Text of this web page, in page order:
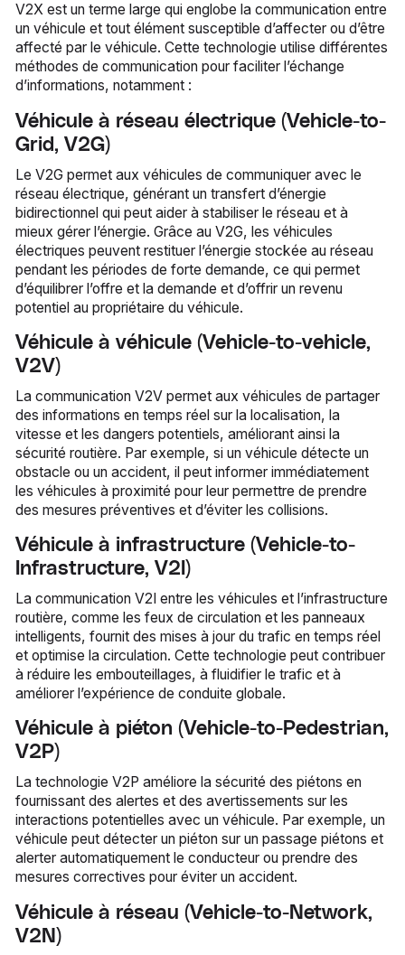
V2X est un terme large qui englobe la communication entre
un véhicule et tout élément susceptible d’affecter ou d’être
affecté par le véhicule. Cette technologie utilise différentes
méthodes de communication pour faciliter l’échange
d’informations, notamment :
Véhicule à réseau électrique (Vehicle-to-
Grid, V2G)
Le V2G permet aux véhicules de communiquer avec le
réseau électrique, générant un transfert d’énergie
bidirectionnel qui peut aider à stabiliser le réseau et à
mieux gérer l’énergie. Grâce au V2G, les véhicules
électriques peuvent restituer l’énergie stockée au réseau
pendant les périodes de forte demande, ce qui permet
d’équilibrer l’offre et la demande et d’offrir un revenu
potentiel au propriétaire du véhicule.
Véhicule à véhicule (Vehicle-to-vehicle,
V2V)
La communication V2V permet aux véhicules de partager
des informations en temps réel sur la localisation, la
vitesse et les dangers potentiels, améliorant ainsi la
sécurité routière. Par exemple, si un véhicule détecte un
obstacle ou un accident, il peut informer immédiatement
les véhicules à proximité pour leur permettre de prendre
des mesures préventives et d’éviter les collisions.
Véhicule à infrastructure (Vehicle-to-
Infrastructure, V2I)
La communication V2I entre les véhicules et l’infrastructure
routière, comme les feux de circulation et les panneaux
intelligents, fournit des mises à jour du trafic en temps réel
et optimise la circulation. Cette technologie peut contribuer
à réduire les embouteillages, à fluidifier le trafic et à
améliorer l’expérience de conduite globale.
Véhicule à piéton (Vehicle-to-Pedestrian,
V2P)
La technologie V2P améliore la sécurité des piétons en
fournissant des alertes et des avertissements sur les
interactions potentielles avec un véhicule. Par exemple, un
véhicule peut détecter un piéton sur un passage piétons et
alerter automatiquement le conducteur ou prendre des
mesures correctives pour éviter un accident.
Véhicule à réseau (Vehicle-to-Network,
V2N)